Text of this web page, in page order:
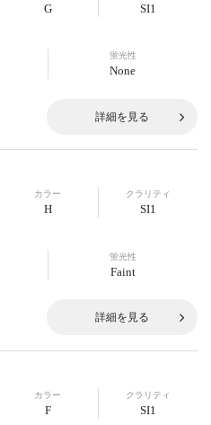
G SI1
蛍光性
None
詳細を見る
カラー
H
クラリティ
SI1
蛍光性
Faint
詳細を見る
カラー
F
クラリティ
SI1